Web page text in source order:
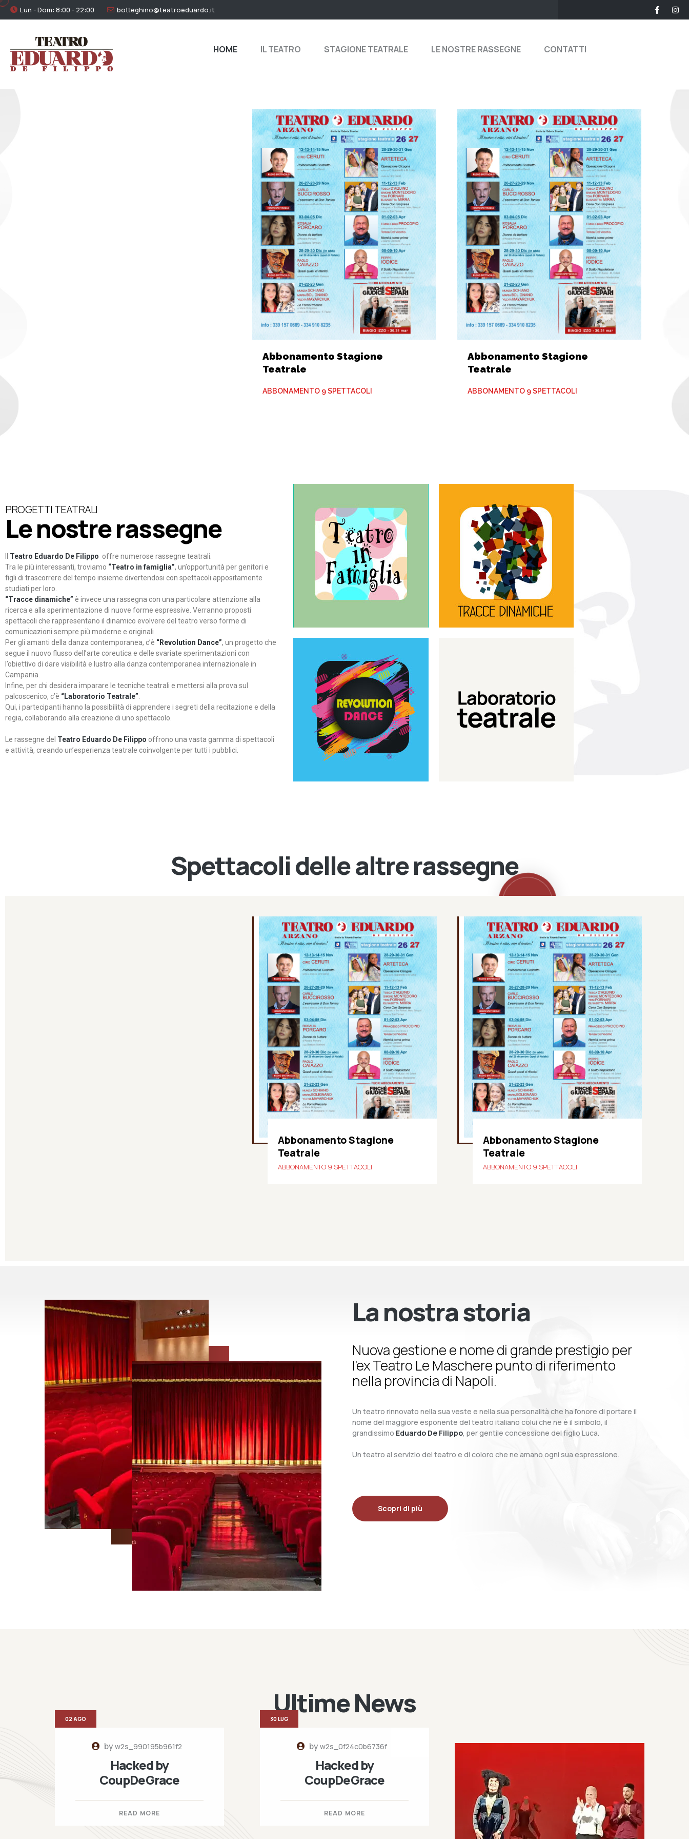
Lun - Dom: 8:00 - 22:00 botteghino@teatroeduardo.it
HOME IL TEATRO STAGIONE TEATRALE LE NOSTRE RASSEGNE CONTATTI
Abbonamento Stagione
Teatrale
ABBONAMENTO 9 SPETTACOLI
Abbonamento Stagione
Teatrale
ABBONAMENTO 9 SPETTACOLI
PROGETTI TEATRALI
Le nostre rassegne
Teatro Eduardo De Filippo offre numerose rassegne teatrali.
Tra le più interessanti, troviamo “Teatro in famiglia”, un’opportunità per genitori e
figli di trascorrere del tempo insieme divertendosi con spettacoli appositamente
studiati per loro.
“Tracce dinamiche” è invece una rassegna con una particolare attenzione alla
ricerca e alla sperimentazione di nuove forme espressive. Verranno proposti
spettacoli che rappresentano il dinamico evolvere del teatro verso forme di
comunicazioni sempre più moderne e originali
Per gli amanti della danza contemporanea, c’è “Revolution Dance”, un progetto che
segue il nuovo flusso dell’arte coreutica e delle svariate sperimentazioni con
l’obiettivo di dare visibilità e lustro alla danza contemporanea internazionale in
Campania.
Infine, per chi desidera imparare le tecniche teatrali e mettersi alla prova sul
palcoscenico, c’è “Laboratorio Teatrale”
Qui, i partecipanti hanno la possibilità di apprendere i segreti della recitazione e della
regia, collaborando alla creazione di uno spettacolo.
Le rassegne del Teatro Eduardo De Filippo offrono una vasta gamma di spettacoli
e attività, creando un’esperienza teatrale coinvolgente per tutti i pubblici.
Teatro in famiglia
Teatro In Famiglia è una
rassegna di teatro concepita
per far condividere e godere
del teatro all’intera famiglia.
Continua
Tracce dinamiche
Tracce Dinamiche è una
rassegna di teatro
d’innovazione e sperimentale.
Continua
Revolution Dance
Rassegna di danza
contemporanea – I Edizione
Continua
Laboratorio di teatro del
Teatro Eduardo de Filippo
Spettacoli delle altre rassegne
Abbonamento Stagione
Teatrale
ABBONAMENTO 9 SPETTACOLI
Abbonamento Stagione
Teatrale
ABBONAMENTO 9 SPETTACOLI
La nostra storia
Nuova gestione e nome di grande prestigio per
l’ex Teatro Le Maschere punto di riferimento
nella provincia di Napoli.
Un teatro rinnovato nella sua veste e nella sua personalità che ha l’onore di portare il
nome del maggiore esponente del teatro italiano colui che ne è il simbolo, il
grandissimo Eduardo De Filippo, per gentile concessione del figlio Luca.
Un teatro al servizio del teatro e di coloro che ne amano ogni sua espressione.
Scopri di più
Ultime News
byw2s_990195b961f2
Hacked by
CoupDeGrace
READ MORE
02 AGO
byw2s_0f24c0b6736f
Hacked by
CoupDeGrace
READ MORE
30 LUG